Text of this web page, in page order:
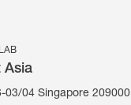
Asia
03/04 Singapore 209000